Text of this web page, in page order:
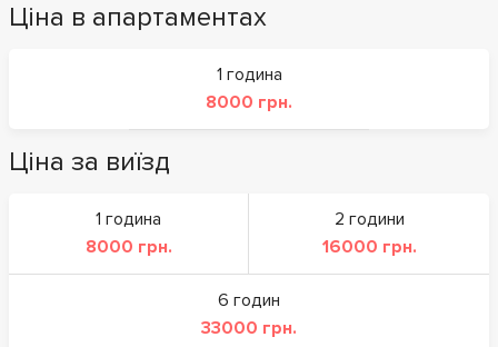
Ціна в апартаментах
1 година
8000 грн.
Ціна за виїзд
1 година
8000 грн.
2 години
16000 грн.
6 годин
33000 грн.